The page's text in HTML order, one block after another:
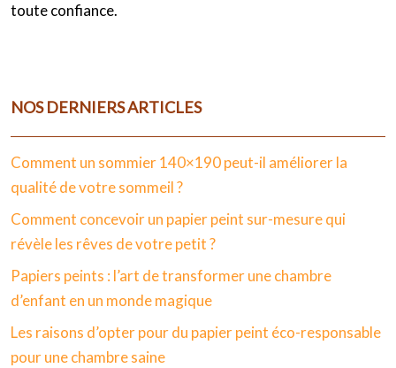
toute confiance.
NOS DERNIERS ARTICLES
Comment un sommier 140×190 peut-il améliorer la
qualité de votre sommeil ?
Comment concevoir un papier peint sur-mesure qui
révèle les rêves de votre petit ?
Papiers peints : l’art de transformer une chambre
d’enfant en un monde magique
Les raisons d’opter pour du papier peint éco-responsable
pour une chambre saine